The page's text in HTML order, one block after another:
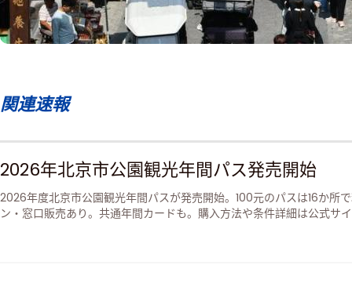
関連速報
2026年北京市公園観光年間パス発売開始
2026年度北京市公園観光年間パスが発売開始。100元のパスは16か所
ン・窓口販売あり。共通年間カードも。購入方法や条件詳細は公式サ